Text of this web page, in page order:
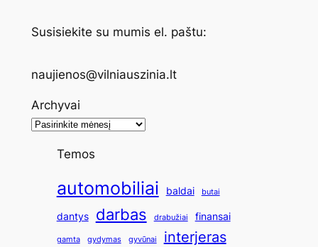
Susisiekite su mumis el. paštu:
naujienos@vilniauszinia.lt
Archyvai
Temos
automobiliai baldai butai
dantys darbas drabužiai finansai
gamta gydymas gyvūnai interjeras